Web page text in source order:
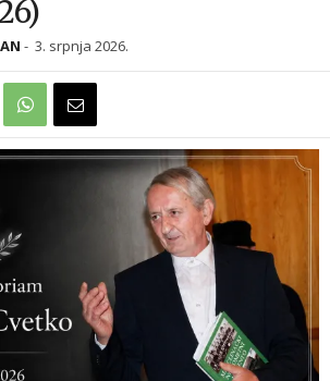
- 3. srpnja 2026.